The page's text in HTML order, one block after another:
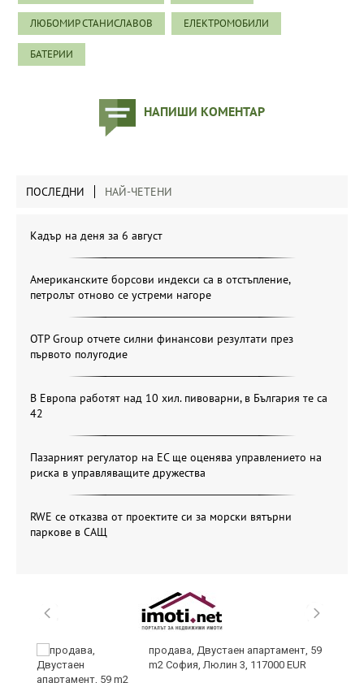
ЛЮБОМИР СТАНИСЛАВОВ ЕЛЕКТРОМОБИЛИ
БАТЕРИИ
НАПИШИ КОМЕНТАР
ПОСЛЕДНИ НАЙ-ЧЕТЕНИ
Кадър на деня за 6 август
Американските борсови индекси са в отстъпление,
петролът отново се устреми нагоре
OTP Group отчете силни финансови резултати през
първото полугодие
В Европа работят над 10 хил. пивоварни, в България те са
42
Пазарният регулатор на ЕС ще оценява управлението на
риска в управляващите дружества
RWE се отказва от проектите си за морски вятърни
паркове в САЩ
продава, Двустаен апартамент, 59
m2 София, Люлин 3, 117000 EUR